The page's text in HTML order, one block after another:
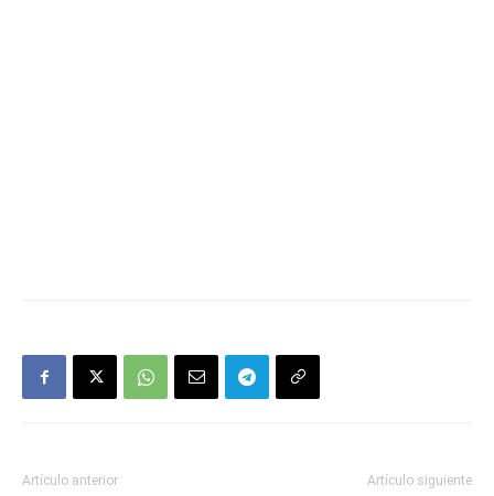
Artículo anterior Artículo siguiente